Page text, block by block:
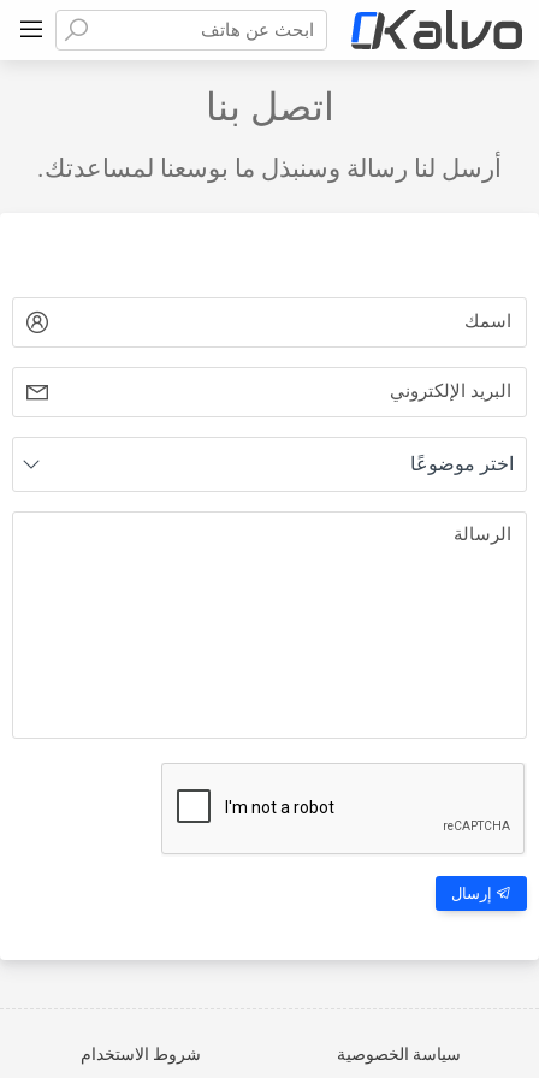
ابحث عن هاتف
اتصل بنا
أرسل لنا رسالة وسنبذل ما بوسعنا لمساعدتك.
اسمك
البريد الإلكتروني
اختر موضوعًا
اختر موضوعًا
الرسالة
إرسال
سياسة الخصوصية شروط الاستخدام